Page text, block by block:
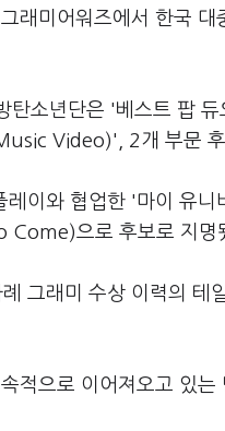
래미어워즈에서 한국
탄소년단은 '베스트 팝
Video)', 2개 부문 후
이와 협업한 '마이 유니
으로 후보로 지명
그래미 수상 이력의 테
적으로 이어져오고 있는